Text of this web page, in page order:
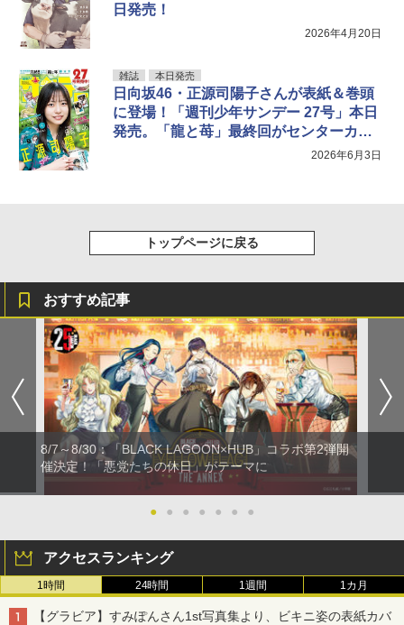
日発売！
2026年4月20日
雑誌 本日発売
日向坂46・正源司陽子さんが表紙＆巻頭
に登場！「週刊少年サンデー 27号」本日
発売。「龍と苺」最終回がセンターカラ
2026年6月3日
トップページに戻る
おすすめ記事
8/7～8/30：「BLACK LAGOON×HUB」コラボ第2弾開
催決定！「悪党たちの休日」がテーマに
● ● ● ● ● ● ●
アクセスランキング
1時間 24時間 1週間 1カ月
【グラビア】すみぽんさん1st写真集より、ビキニ姿の表紙カバ